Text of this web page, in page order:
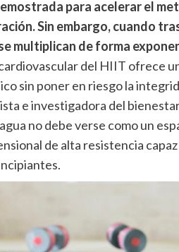
para acelerar el
Sin embargo, cuando
multiplican de forma
del HIIT ofrece
sin poner en riesgo la
e investigadora del
no debe verse como un
de alta resistencia